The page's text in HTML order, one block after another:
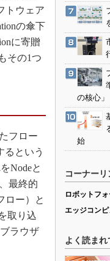
トウェア
の傘下
に寄贈
その1つ
フロー
るという
Nodeと
最終的
ロー）と
取り込
ラウザ
の核心」
始
コーナーリ
ロボットフ
エッジコン
よく読ま